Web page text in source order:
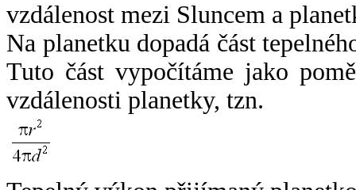
vzdálenost mezi Sluncem a
Na planetku dopadá část
Tuto část vypočítáme jako
vzdálenosti planetky, tzn.